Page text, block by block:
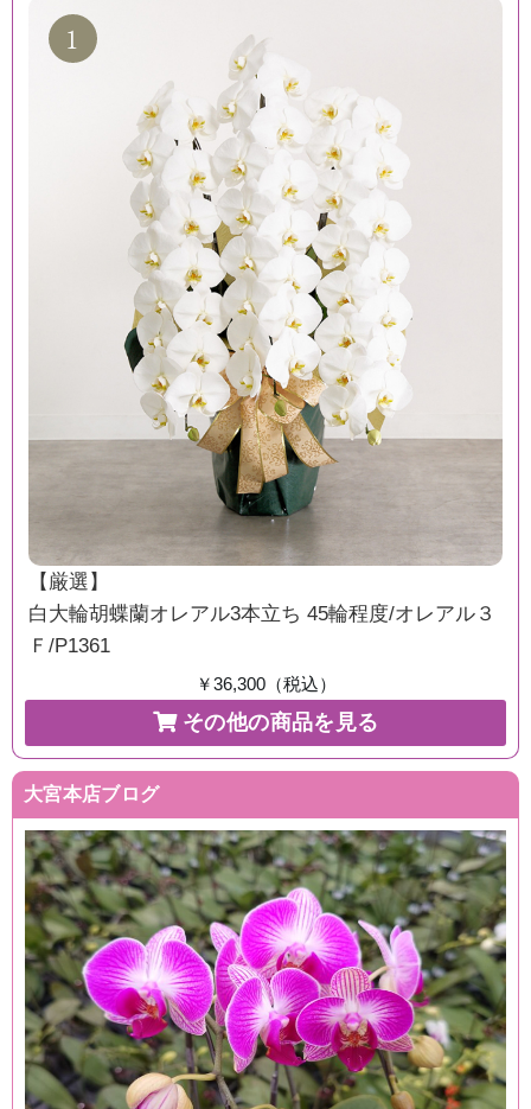
【厳選】
白大輪胡蝶蘭オレアル3本立ち 45輪程度/オレアル３
Ｆ/P1361
￥36,300（税込）
その他の商品を見る
大宮本店ブログ